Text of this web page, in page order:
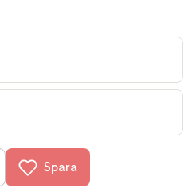
Spara